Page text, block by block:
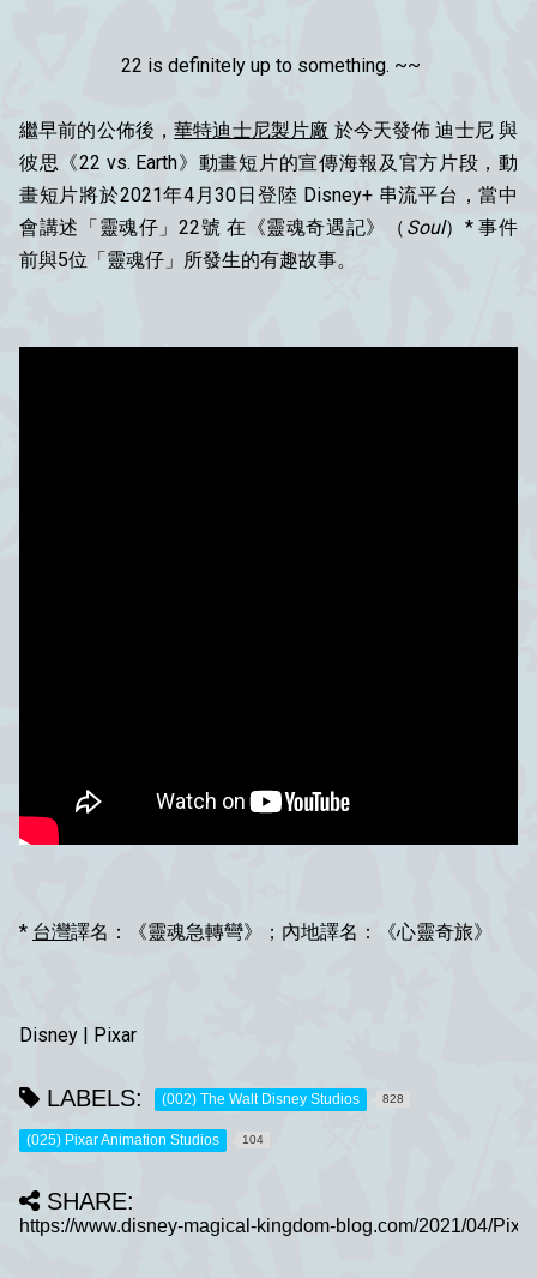
22 is definitely up to something. ~~
繼早前的公佈後，華特迪士尼製片廠 於今天發佈 迪士尼 與
彼思《22 vs. Earth》動畫短片的宣傳海報及官方片段，動
畫短片將於2021年4月30日登陸 Disney+ 串流平台，當中
會講述「靈魂仔」22號 在《靈魂奇遇記》（ Soul）* 事件
前與5位「靈魂仔」所發生的有趣故事。
* 台灣譯名：《靈魂急轉彎》；內地譯名：《心靈奇旅》
Disney | Pixar
LABELS: (002) The Walt Disney Studios 828
(025) Pixar Animation Studios 104
SHARE: